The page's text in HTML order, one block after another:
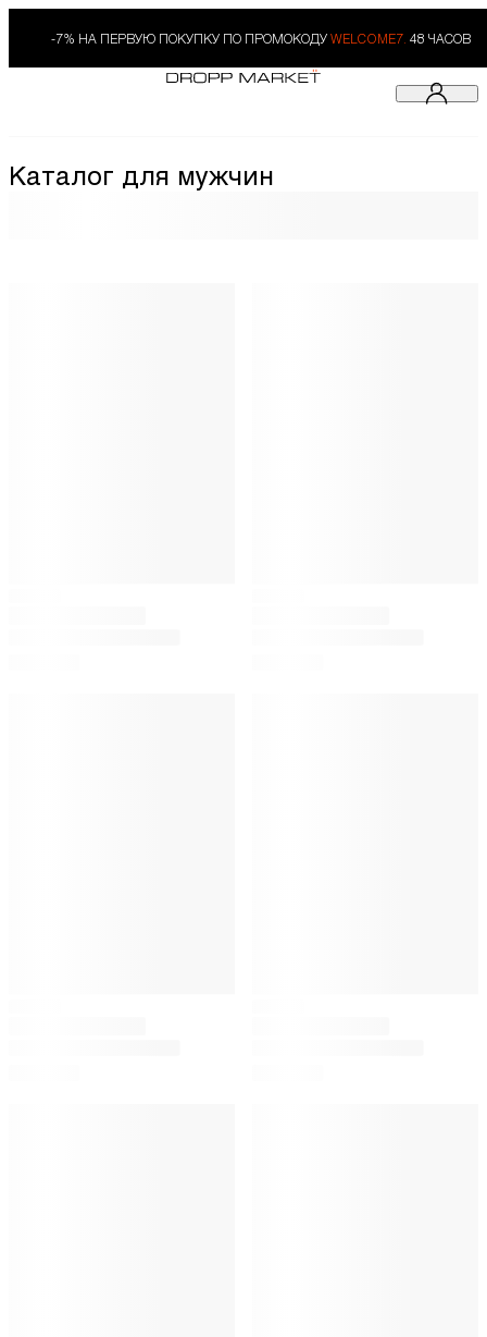
-7% НА ПЕРВУЮ ПОКУПКУ ПО ПРОМОКОДУ WELCOME7. 48 ЧАСОВ
Каталог для мужчин